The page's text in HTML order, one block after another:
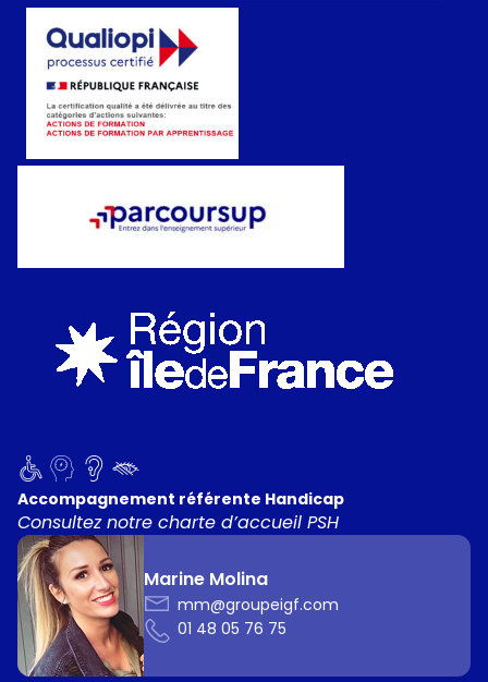
Accompagnement référente Handicap
Consultez notre charte d’accueil PSH
Marine Molina
mm@groupeigf.com
01 48 05 76 75